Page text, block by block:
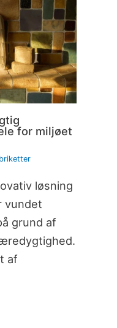
for miljøet
løsning
vundet
grund af
af